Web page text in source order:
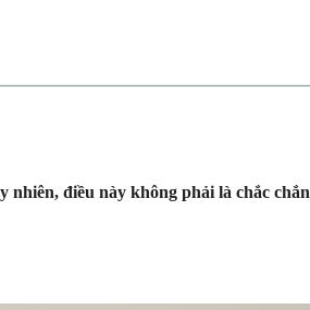
điều này không phải là chắc